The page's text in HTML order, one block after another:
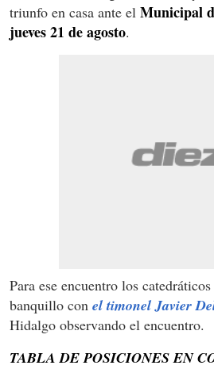
triunfo en casa ante el Municipal
jueves 21 de agosto.
Para ese encuentro los
banquillo con el timonel Javier
Hidalgo observando el encuentro.
TABLA DE POSICIONES EN